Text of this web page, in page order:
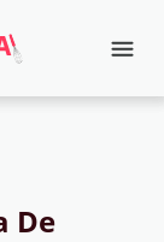
De